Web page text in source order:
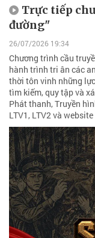
Trực tiếp
đường"
26/07/2026 19:34
Chương trình cầu
hành trình tri ân các
thời tôn vinh những
tìm kiếm, quy tập và
Phát thanh, Truyền
LTV1, LTV2 và